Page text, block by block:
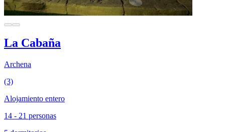
La Cabaña
Archena
(3)
Alojamiento entero
14 - 21 personas